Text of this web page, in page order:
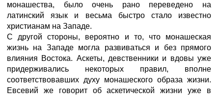
монашества, было очень рано переведено на
латинский язык и весьма быстро стало известно
христианам на Западе.
С другой стороны, вероятно и то, что монашеская
жизнь на Западе могла развиваться и без прямого
влияния Востока. Аскеты, девственники и вдовы уже
придерживались некоторых правил, вполне
соответствовавших духу монашеского образа жизни.
Евсевий же говорит об аскетической жизни уже в